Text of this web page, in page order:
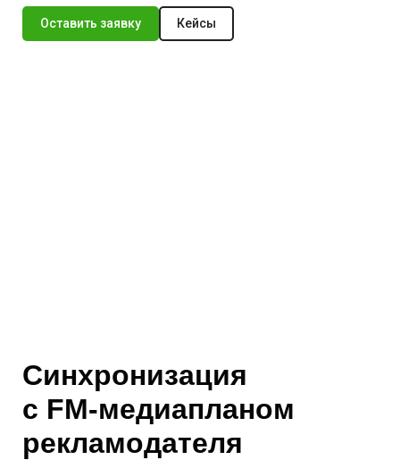
Оставить заявку Кейсы
Синхронизация
с FM-медиапланом
рекламодателя